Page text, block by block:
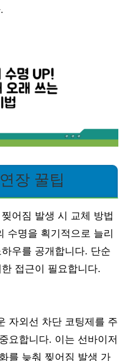
장 꿀팁
어짐 발생 시 교체 방법
수명을 획기적으로 늘리
우를 공개합니다. 단순
접근이 필요합니다.
자외선 차단 코팅제를 주
요합니다. 이는 선바이저
를 늦춰 찢어짐 발생 가